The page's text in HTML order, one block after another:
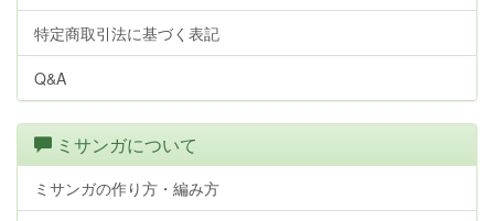
特定商取引法に基づく表記
Q&A
ミサンガについて
ミサンガの作り方・編み方